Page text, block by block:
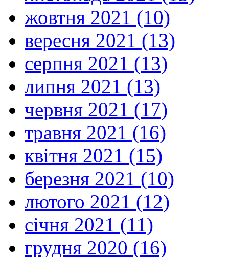
жовтня 2021 (10)
вересня 2021 (13)
серпня 2021 (13)
липня 2021 (13)
червня 2021 (17)
травня 2021 (16)
квітня 2021 (15)
березня 2021 (10)
лютого 2021 (12)
січня 2021 (11)
грудня 2020 (16)